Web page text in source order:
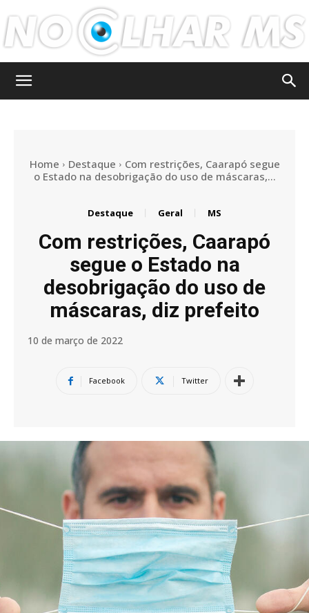
MS
Home Destaque
Com restrições, Caarapó segue
o Estado na desobrigação do uso de máscaras,...
Destaque Geral MS
Com restrições, Caarapó
segue o Estado na
desobrigação do uso de
máscaras, diz prefeito
10 de março de 2022
Facebook Twitter